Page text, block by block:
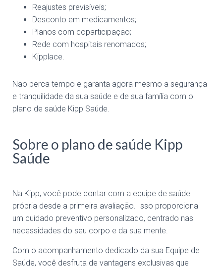
Reajustes previsíveis;
Desconto em medicamentos;
Planos com coparticipação;
Rede com hospitais renomados;
Kipplace.
Não perca tempo e garanta agora mesmo a segurança
e tranquilidade da sua saúde e de sua família com o
plano de saúde Kipp Saúde.
Sobre o plano de saúde Kipp
Saúde
Na Kipp, você pode contar com a equipe de saúde
própria desde a primeira avaliação. Isso proporciona
um cuidado preventivo personalizado, centrado nas
necessidades do seu corpo e da sua mente.
Com o acompanhamento dedicado da sua Equipe de
Saúde, você desfruta de vantagens exclusivas que